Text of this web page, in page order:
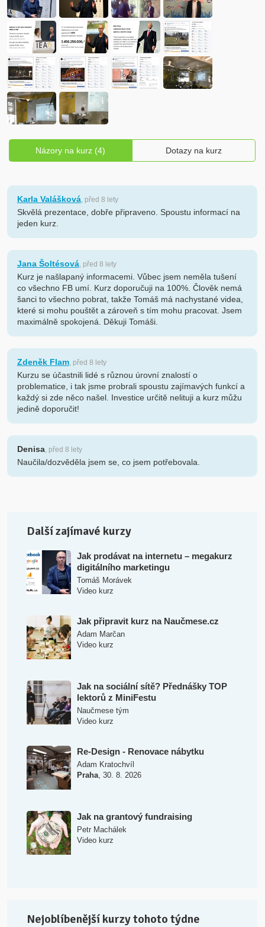
Názory na kurz (4) Dotazy na kurz
Karla Valášková, před 8 lety
Skvělá prezentace, dobře připraveno. Spoustu informací na
jeden kurz.
Jana Šoltésová, před 8 lety
Kurz je našlapaný informacemi. Vůbec jsem neměla tušení
co všechno FB umí. Kurz doporučuji na 100%. Člověk nemá
šanci to všechno pobrat, takže Tomáš má nachystané videa,
které si mohu pouštět a zároveň s tím mohu pracovat. Jsem
maximálně spokojená. Děkuji Tomáši.
Zdeněk Flam, před 8 lety
Kurzu se účastnili lidé s různou úrovní znalostí o
problematice, i tak jsme probrali spoustu zajímavých funkcí a
každý si zde něco našel. Investice určitě nelituji a kurz můžu
jedině doporučit!
Denisa, před 8 lety
Naučila/dozvěděla jsem se, co jsem potřebovala.
Další zajímavé kurzy
Jak prodávat na internetu – megakurz
digitálního marketingu
Tomáš Morávek
Video kurz
Jak připravit kurz na Naučmese.cz
Adam Marčan
Video kurz
Jak na sociální sítě? Přednášky TOP
lektorů z MiniFestu
Naučmese tým
Video kurz
Re-Design - Renovace nábytku
Adam Kratochvíl
Praha, 30. 8. 2026
Jak na grantový fundraising
Petr Machálek
Video kurz
Nejoblíbenější kurzy tohoto týdne